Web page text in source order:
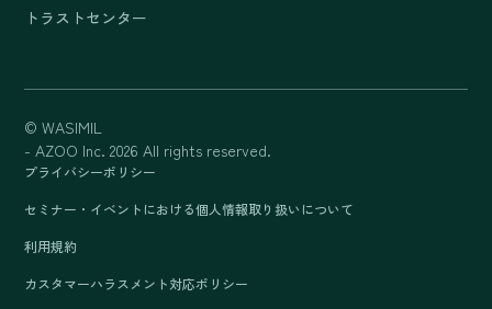
トラストセンター
© WASIMIL
- AZOO Inc. 2026 All rights reserved.
プライバシーポリシー
セミナー・イベントにおける個人情報取り扱いについて
利用規約
カスタマーハラスメント対応ポリシー